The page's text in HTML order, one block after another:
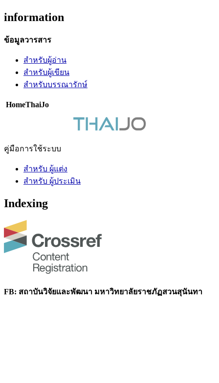
information
ข้อมูลวารสาร
สำหรับผู้อ่าน
สำหรับผู้เขียน
สำหรับบรรณารักษ์
HomeThaiJo
คู่มือการใช้ระบบ
สำหรับ ผู้แต่ง
สำหรับ ผู้ประเมิน
Indexing
FB: สถาบันวิจัยและพัฒนา มหาวิทยาลัยราชภัฏสวนสุนันทา